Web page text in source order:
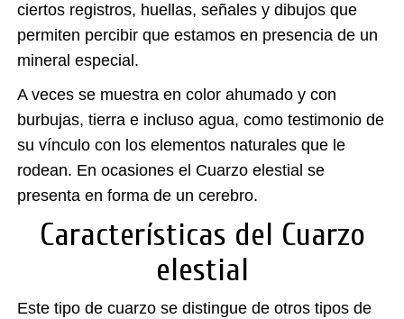
ciertos registros, huellas, señales y dibujos que
permiten percibir que estamos en presencia de un
mineral especial.
A veces se muestra en color ahumado y con
burbujas, tierra e incluso agua, como testimonio de
su vínculo con los elementos naturales que le
rodean. En ocasiones el Cuarzo elestial se
presenta en forma de un cerebro.
Características del Cuarzo
elestial
Este tipo de cuarzo se distingue de otros tipos de